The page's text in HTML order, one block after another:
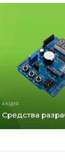
АКЦИЯ
Средства